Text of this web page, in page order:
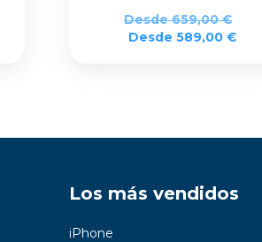
Desde659,00€
Desde 589,00 €
Los más vendidos
iPhone